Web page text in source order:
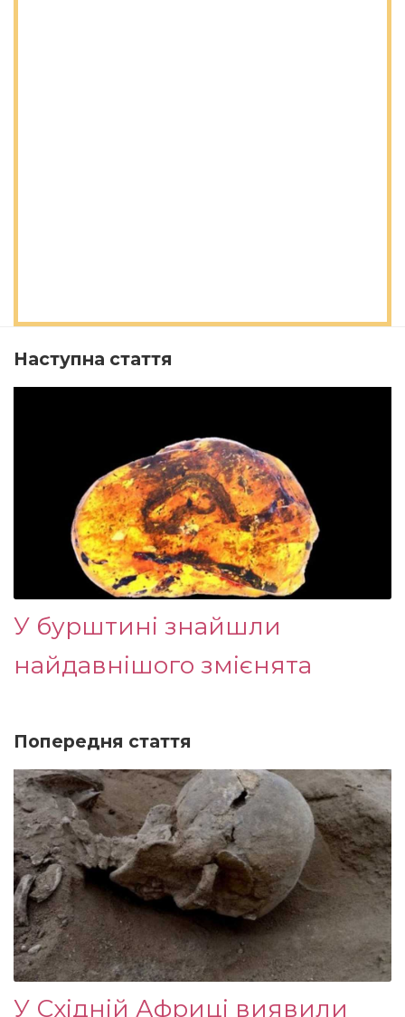
Наступна стаття
У бурштині знайшли
найдавнішого змієнята
Попередня стаття
У Східній Африці виявили